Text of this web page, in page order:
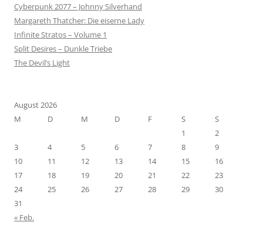
Cyberpunk 2077 – Johnny Silverhand
Margareth Thatcher: Die eiserne Lady
Infinite Stratos – Volume 1
Split Desires – Dunkle Triebe
The Devil’s Light
August 2026
M
D M D F S
S
1
2
3
4 5 6 7 8
9
10
11 12 13 14 15
16
17
18 19 20 21 22
23
24
25 26 27 28 29
30
31
« Feb.